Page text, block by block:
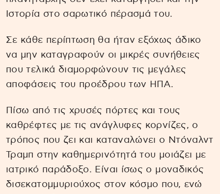
Ιστορία στο σαρωτικό πέρασμά του.
Σε κάθε περίπτωση θα ήταν εξόχως άδικο
να μην καταγραφούν οι μικρές συνήθειες
που τελικά διαμορφώνουν τις μεγάλες
αποφάσεις του προέδρου των ΗΠΑ.
Πίσω από τις χρυσές πόρτες και τους
καθρέφτες με τις ανάγλυφες κορνίζες, ο
τρόπος που ζει και καταναλώνει ο Ντόναλντ
Τραμπ στην καθημερινότητά του μοιάζει με
ιατρικό παράδοξο. Είναι ίσως ο μοναδικός
δισεκατομμυριούχος στον κόσμο που, ενώ